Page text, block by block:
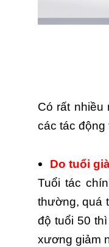
Có rất nhiều
các tác
Do tuổi
Tuổi tác
thường, quá
độ tuổi 50
xương giảm